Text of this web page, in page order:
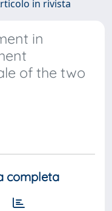
in rivista
in
of the two
completa